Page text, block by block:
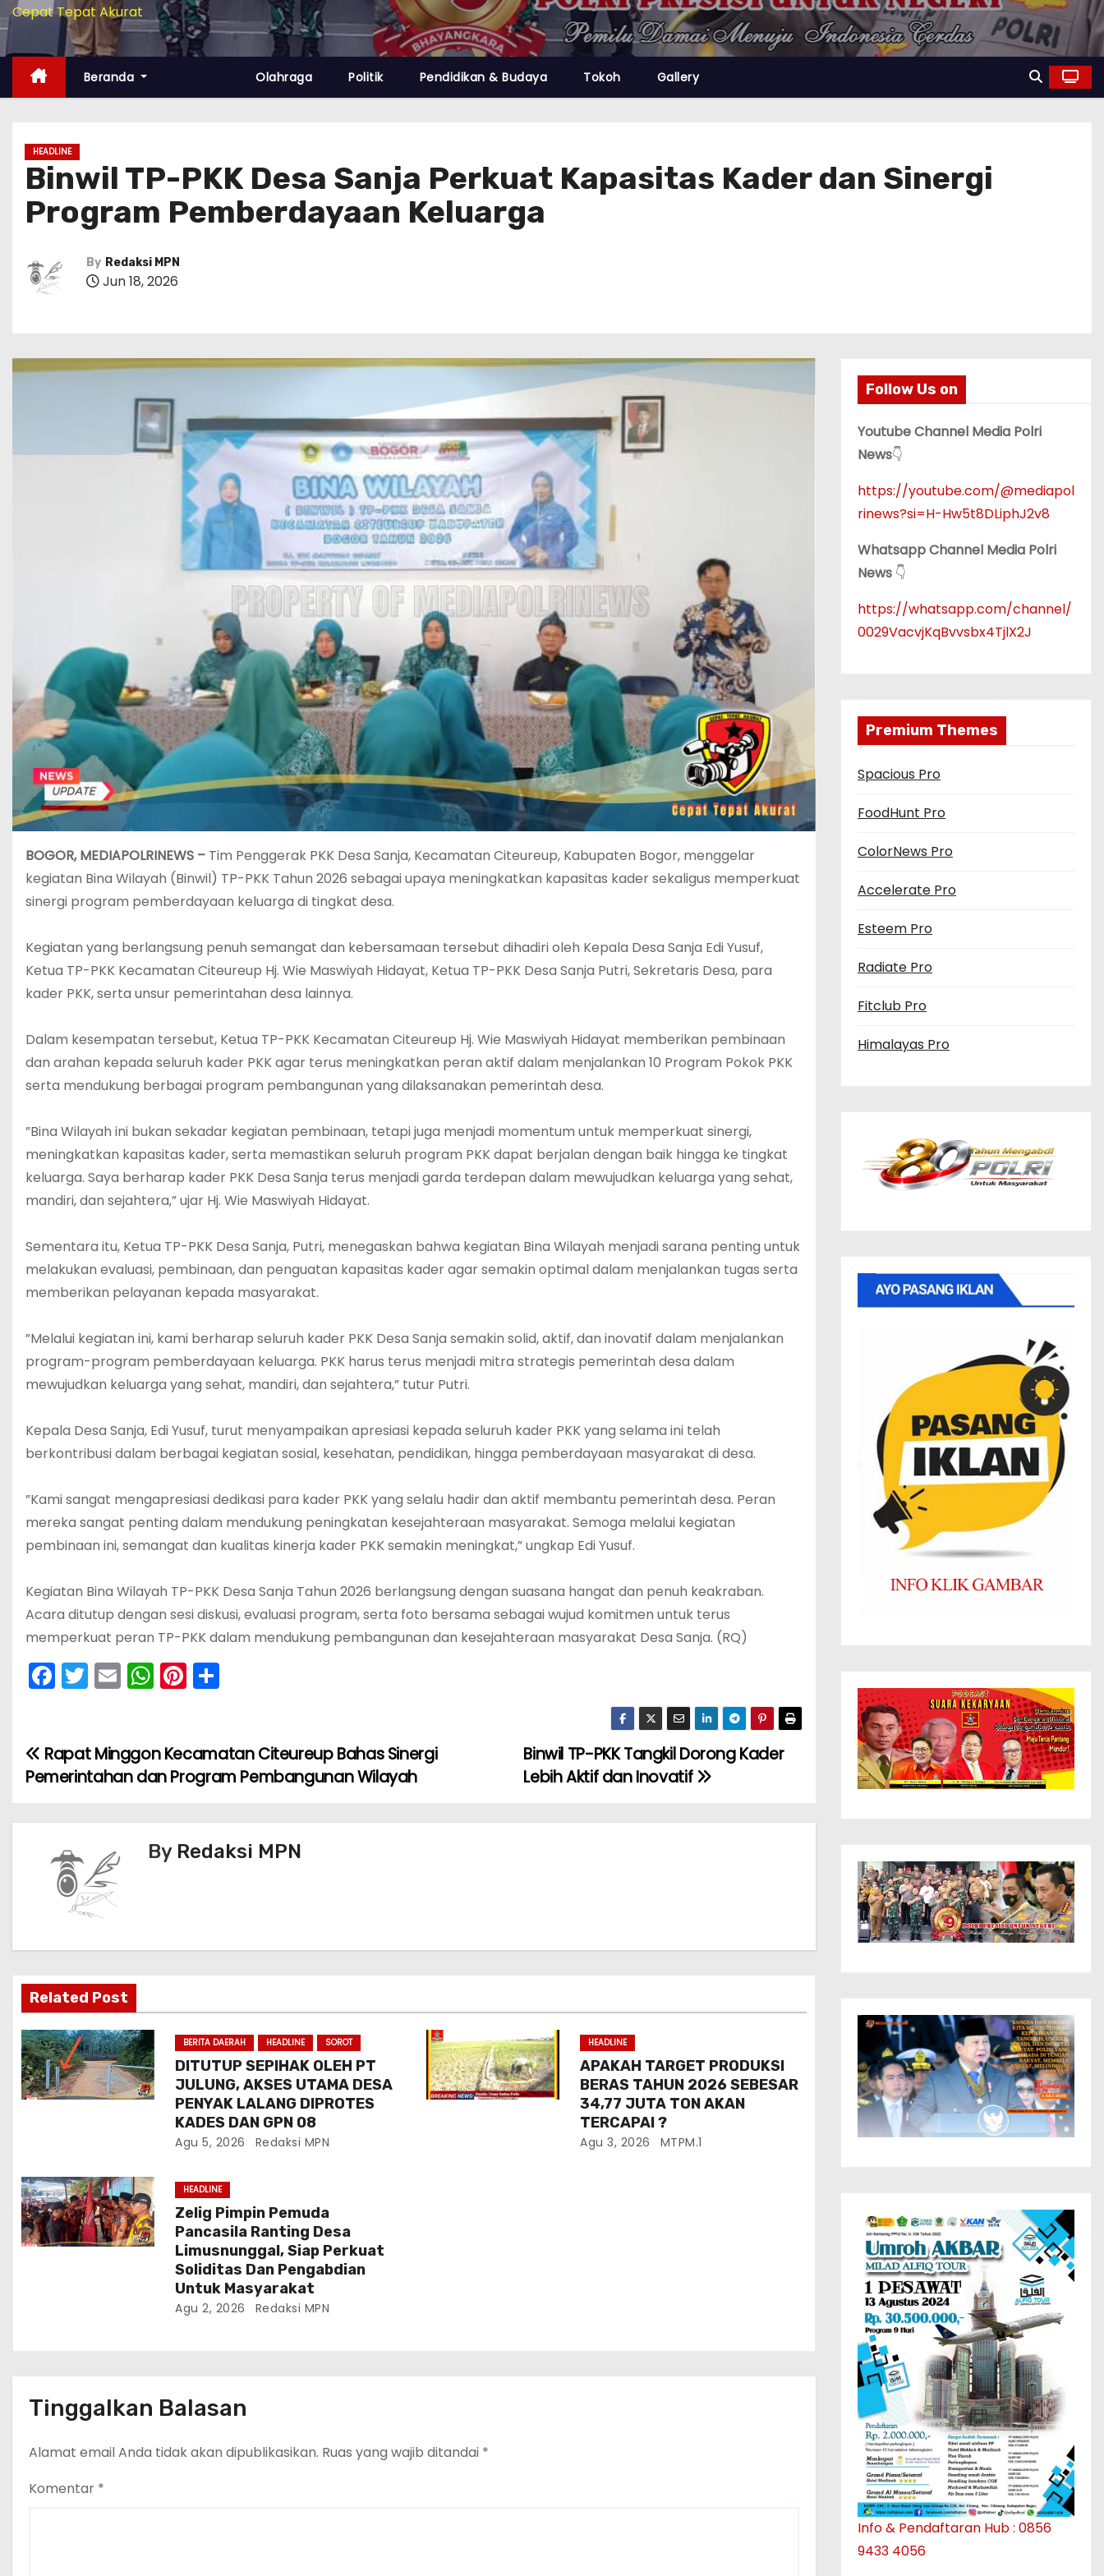
Cepat Tepat Akurat
Beranda Olahraga Politik Pendidikan & Budaya Tokoh Gallery
HEADLINE
‎Binwil TP-PKK Desa Sanja Perkuat Kapasitas Kader dan Sinergi
Program Pemberdayaan Keluarga
By Redaksi MPN
Jun 18, 2026
BOGOR, MEDIAPOLRINEWS – Tim Penggerak PKK Desa Sanja, Kecamatan Citeureup, Kabupaten Bogor, menggelar
kegiatan Bina Wilayah (Binwil) TP-PKK Tahun 2026 sebagai upaya meningkatkan kapasitas kader sekaligus memperkuat
sinergi program pemberdayaan keluarga di tingkat desa.
‎Kegiatan yang berlangsung penuh semangat dan kebersamaan tersebut dihadiri oleh Kepala Desa Sanja Edi Yusuf,
Ketua TP-PKK Kecamatan Citeureup Hj. Wie Maswiyah Hidayat, Ketua TP-PKK Desa Sanja Putri, Sekretaris Desa, para
kader PKK, serta unsur pemerintahan desa lainnya.
‎Dalam kesempatan tersebut, Ketua TP-PKK Kecamatan Citeureup Hj. Wie Maswiyah Hidayat memberikan pembinaan
dan arahan kepada seluruh kader PKK agar terus meningkatkan peran aktif dalam menjalankan 10 Program Pokok PKK
serta mendukung berbagai program pembangunan yang dilaksanakan pemerintah desa.
‎”Bina Wilayah ini bukan sekadar kegiatan pembinaan, tetapi juga menjadi momentum untuk memperkuat sinergi,
meningkatkan kapasitas kader, serta memastikan seluruh program PKK dapat berjalan dengan baik hingga ke tingkat
keluarga. Saya berharap kader PKK Desa Sanja terus menjadi garda terdepan dalam mewujudkan keluarga yang sehat,
mandiri, dan sejahtera,” ujar Hj. Wie Maswiyah Hidayat.
‎Sementara itu, Ketua TP-PKK Desa Sanja, Putri, menegaskan bahwa kegiatan Bina Wilayah menjadi sarana penting untuk
melakukan evaluasi, pembinaan, dan penguatan kapasitas kader agar semakin optimal dalam menjalankan tugas serta
memberikan pelayanan kepada masyarakat.
‎”Melalui kegiatan ini, kami berharap seluruh kader PKK Desa Sanja semakin solid, aktif, dan inovatif dalam menjalankan
program-program pemberdayaan keluarga. PKK harus terus menjadi mitra strategis pemerintah desa dalam
mewujudkan keluarga yang sehat, mandiri, dan sejahtera,” tutur Putri.
‎Kepala Desa Sanja, Edi Yusuf, turut menyampaikan apresiasi kepada seluruh kader PKK yang selama ini telah
berkontribusi dalam berbagai kegiatan sosial, kesehatan, pendidikan, hingga pemberdayaan masyarakat di desa.
‎”Kami sangat mengapresiasi dedikasi para kader PKK yang selalu hadir dan aktif membantu pemerintah desa. Peran
mereka sangat penting dalam mendukung peningkatan kesejahteraan masyarakat. Semoga melalui kegiatan
pembinaan ini, semangat dan kualitas kinerja kader PKK semakin meningkat,” ungkap Edi Yusuf.
‎Kegiatan Bina Wilayah TP-PKK Desa Sanja Tahun 2026 berlangsung dengan suasana hangat dan penuh keakraban.
Acara ditutup dengan sesi diskusi, evaluasi program, serta foto bersama sebagai wujud komitmen untuk terus
memperkuat peran TP-PKK dalam mendukung pembangunan dan kesejahteraan masyarakat Desa Sanja. (RQ)
F
a
e
b
o
k
T
w
er
E
m
l
W
h
ts
A
p
Pi
nt
e
st
e
N
v
i
p
o
s
‎Binwil TP-PKK Tangkil Dorong Kader
Lebih Aktif dan Inovatif
Rapat Minggon Kecamatan Citeureup Bahas Sinergi
Pemerintahan dan Program Pembangunan Wilayah
By Redaksi MPN
Related Post
BERITA DAERAH HEADLINE SOROT
DITUTUP SEPIHAK OLEH PT
JULUNG, AKSES UTAMA DESA
PENYAK LALANG DIPROTES
KADES DAN GPN 08
Agu 5, 2026 Redaksi MPN
HEADLINE
APAKAH TARGET PRODUKSI
BERAS TAHUN 2026 SEBESAR
34,77 JUTA TON AKAN
TERCAPAI ?
Agu 3, 2026 MTPM.1
HEADLINE
Zelig Pimpin Pemuda
Pancasila Ranting Desa
Limusnunggal, Siap Perkuat
Soliditas Dan Pengabdian
Untuk Masyarakat
Agu 2, 2026 Redaksi MPN
Tinggalkan Balasan
Alamat email Anda tidak akan dipublikasikan. Ruas yang wajib ditandai *
Komentar *
Follow Us on
Youtube Channel Media Polri
News👇
https://youtube.com/@mediapol
rinews?si=H-Hw5t8DLiphJ2v8
Whatsapp Channel Media Polri
News 👇
https://whatsapp.com/channel/
0029VacvjKqBvvsbx4TjlX2J
Premium Themes
Spacious Pro
FoodHunt Pro
ColorNews Pro
Accelerate Pro
Esteem Pro
Radiate Pro
Fitclub Pro
Himalayas Pro
Info & Pendaftaran Hub : 0856
9433 4056